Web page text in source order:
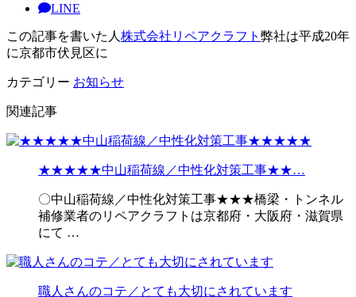
LINE
この記事を書いた人 株式会社リペアクラフト 弊社は平成20年
に京都市伏見区に
カテゴリー お知らせ
関連記事
★★★★★中山稲荷線／中性化対策工事★★…
〇中山稲荷線／中性化対策工事★★★橋梁・トンネル
補修業者のリペアクラフトは京都府・大阪府・滋賀県
にて …
職人さんのコテ／とても大切にされています